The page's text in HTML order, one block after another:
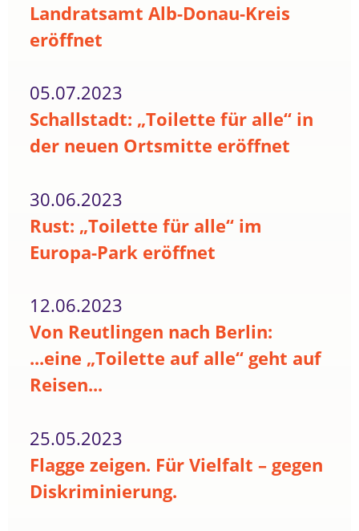
Landratsamt Alb-Donau-Kreis
eröffnet
05.07.2023
Schallstadt: „Toilette für alle“ in
der neuen Ortsmitte eröffnet
30.06.2023
Rust: „Toilette für alle“ im
Europa-Park eröffnet
12.06.2023
Von Reutlingen nach Berlin:
...eine „Toilette auf alle“ geht auf
Reisen...
25.05.2023
Flagge zeigen. Für Vielfalt – gegen
Diskriminierung.